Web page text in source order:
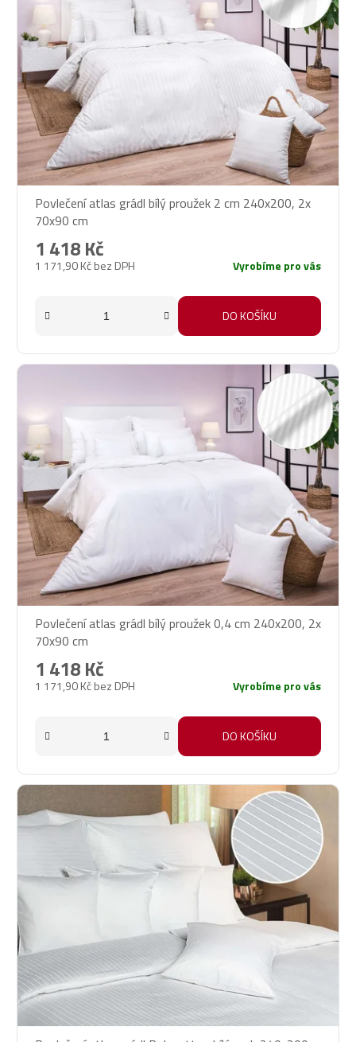
Povlečení atlas grádl bílý proužek 2 cm 240x200, 2x
70x90 cm
1 171,90 Kč bez DPH
1 418 Kč
Vyrobíme pro vás
DO KOŠÍKU
Povlečení atlas grádl bílý proužek 0,4 cm 240x200, 2x
70x90 cm
1 171,90 Kč bez DPH
1 418 Kč
Vyrobíme pro vás
DO KOŠÍKU